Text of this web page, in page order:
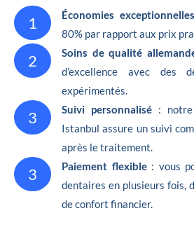
1 Économies exceptionnelles
80% par rapport aux prix
2 Soins de qualité
d’excellence avec des
expérimentés.
3 Suivi personnalisé :
Istanbul assure un suivi
après le traitement.
3 Paiement flexible: vous
dentaires en plusieurs fois,
de confort financier.